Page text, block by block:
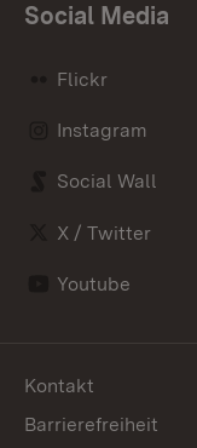
Social Media
Flickr
Instagram
Social Wall
X / Twitter
Youtube
Kontakt
Barrierefreiheit